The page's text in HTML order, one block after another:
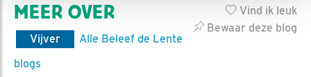
Vind ik leuk
Bewaar deze blog
MEER OVER
Vijver
Alle Beleef de Lente
blogs